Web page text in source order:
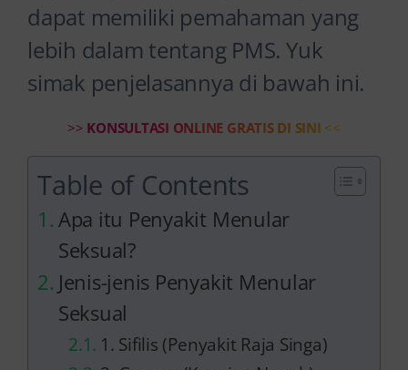
dapat memiliki pemahaman yang
lebih dalam tentang PMS. Yuk
simak penjelasannya di bawah ini.
>> KONSULTASI ONLINE GRATIS DI SINI <<
Table of Contents
Apa itu Penyakit Menular
Seksual?
Jenis-jenis Penyakit Menular
Seksual
1. Sifilis (Penyakit Raja Singa)